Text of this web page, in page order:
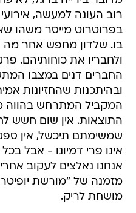
רוב העונה למעשה,
בפרוטרוט מייסר משהו
בו. שלדון מחפש אחר מה
ולחבריו את כוחותיהם.
החברים דנים במצבו
ובהיתכנות שהחזיונות
המקביל המתרחש בהווה
התוצאות. אין שום חשש
שמשימתם תיכשל, אין
אינו פרי דמיונו - אבל
אנחנו נאלצים לעקוב
מזמנה של "מורשת
מושחת לריק.